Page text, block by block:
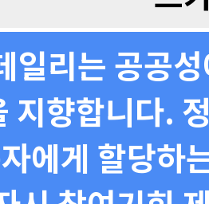
일리는 공공
지향합니다.
에게 할당하